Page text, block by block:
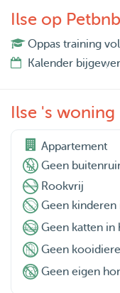
Ilse op Petbnb
Oppas training
Kalender
Ilse 's woning
Appartement
Geen
Rookvrij
Geen kinderen
Geen katten in
Geen
Geen eigen